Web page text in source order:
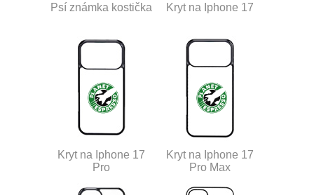
Psí známka kostička Kryt na Iphone 17
Kryt na Iphone 17
Pro
Kryt na Iphone 17
Pro Max